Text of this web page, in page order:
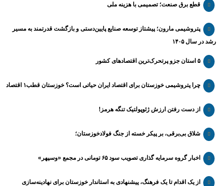
قطع برق صنعت؛ تصمیمی با هزینه ملی
پتروشیمی مارون؛ پیشتاز توسعه صنایع پایین‌دستی و بازگشت قدرتمند به مسیر
رشد در سال ۱۴۰۵
۵ استان جزو پرتحرک‌ترین اقتصاد‌های کشور
چرا پتروشیمی خوزستان برای اقتصاد ایران حیاتی است؟ خوزستان قطب۱ اقتصاد
از دست رفتن ارزش ژئوپولتیک تنگه هرمز!
شلاق‌ بی‌برقی، بر پیکر خسته‌ از جنگ فولادخوزستان؛
اخبار گروه سرمایه گذاری تصویب سود ۶۵ تومانی در مجمع «وسپهر»
از یک اقدام تا یک فرهنگ، پیشنهادی به استاندار خوزستان برای نهادینه‌سازی